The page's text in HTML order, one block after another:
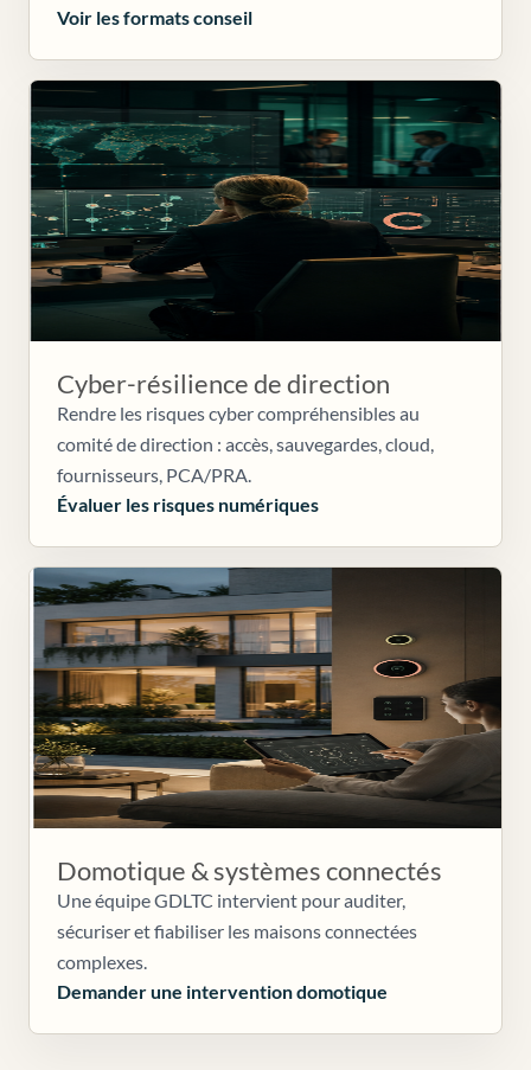
Voir les formats conseil
Cyber-résilience de direction
Rendre les risques cyber compréhensibles au
comité de direction : accès, sauvegardes, cloud,
fournisseurs, PCA/PRA.
Évaluer les risques numériques
Domotique & systèmes connectés
Une équipe GDLTC intervient pour auditer,
sécuriser et fiabiliser les maisons connectées
complexes.
Demander une intervention domotique